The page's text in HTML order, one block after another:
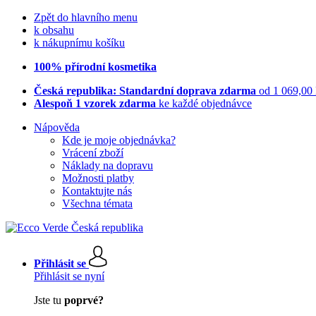
Zpět do hlavního menu
k obsahu
k nákupnímu košíku
100% přírodní kosmetika
Česká republika: Standardní doprava zdarma od 1 069,00
Alespoň 1 vzorek zdarma ke každé objednávce
Nápověda
Kde je moje objednávka?
Vrácení zboží
Náklady na dopravu
Možnosti platby
Kontaktujte nás
Všechna témata
Přihlásit se
Přihlásit se nyní
Jste tu poprvé?